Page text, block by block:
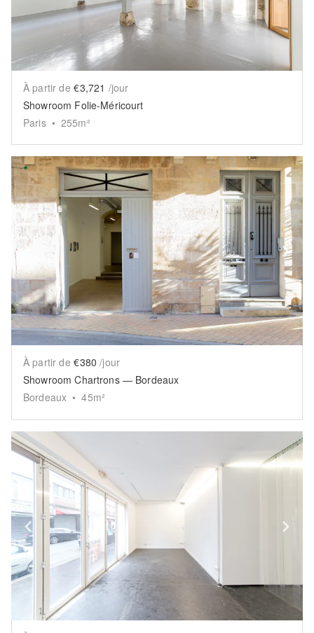
À partir de €3,721 /jour
Showroom Folie-Méricourt
Paris • 255m²
Show previous slide
À partir de €380 /jour
Showroom Chartrons — Bordeaux
Bordeaux • 45m²
Show previous slide